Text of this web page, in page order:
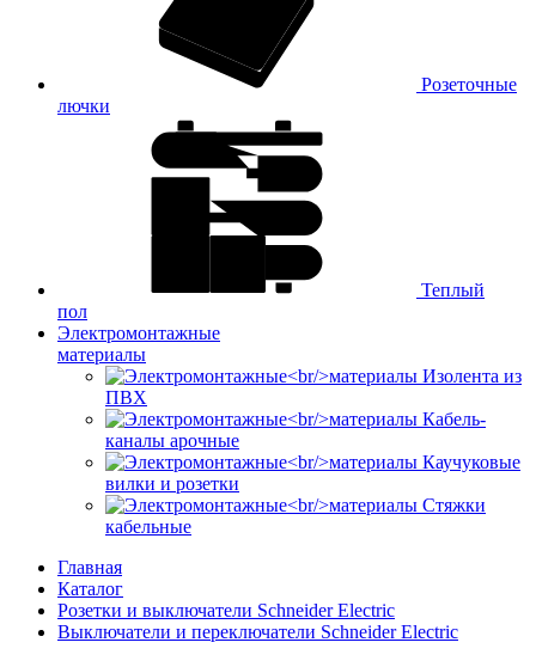
Розеточные
лючки
Теплый
пол
Электромонтажные
материалы
Изолента из
ПВХ
Кабель-
каналы арочные
Каучуковые
вилки и розетки
Стяжки
кабельные
Главная
Каталог
Розетки и выключатели Schneider Electric
Выключатели и переключатели Schneider Electric